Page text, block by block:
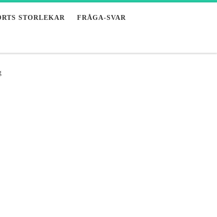
STORLEKAR FRÅGA-SVAR